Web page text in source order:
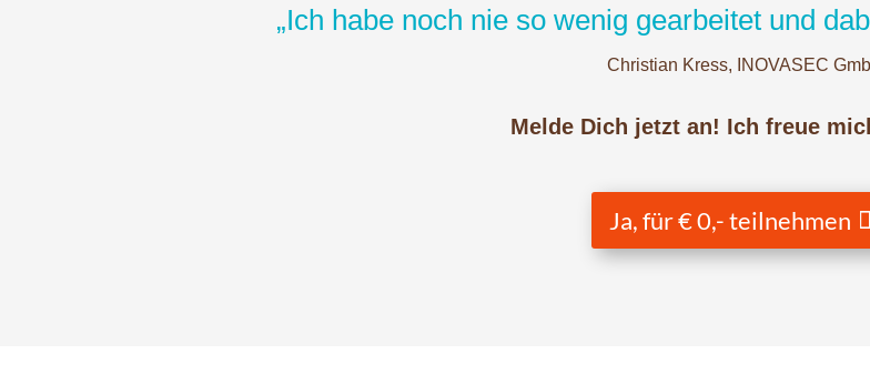
„Ich habe noch nie so wenig gearbeitet und
Christian Kress, INOVASEC
Melde Dich jetzt an! Ich freue
Ja, für € 0,- teilnehmen